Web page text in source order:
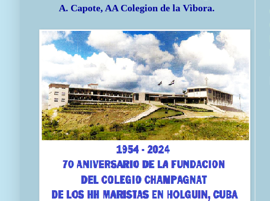
A. Capote, AA Colegion de la Vìbora.